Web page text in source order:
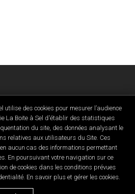
utilise des cookies pour mesurer l’audience
La Boite à Sel d'établir des statistiques
du site, des données analysant le
relatives aux utilisateurs du Site. Ces
aucun cas des informations permettant
En poursuivant votre navigation sur ce
de cookies dans les conditions prévues
En savoir plus et gérer les cookies.